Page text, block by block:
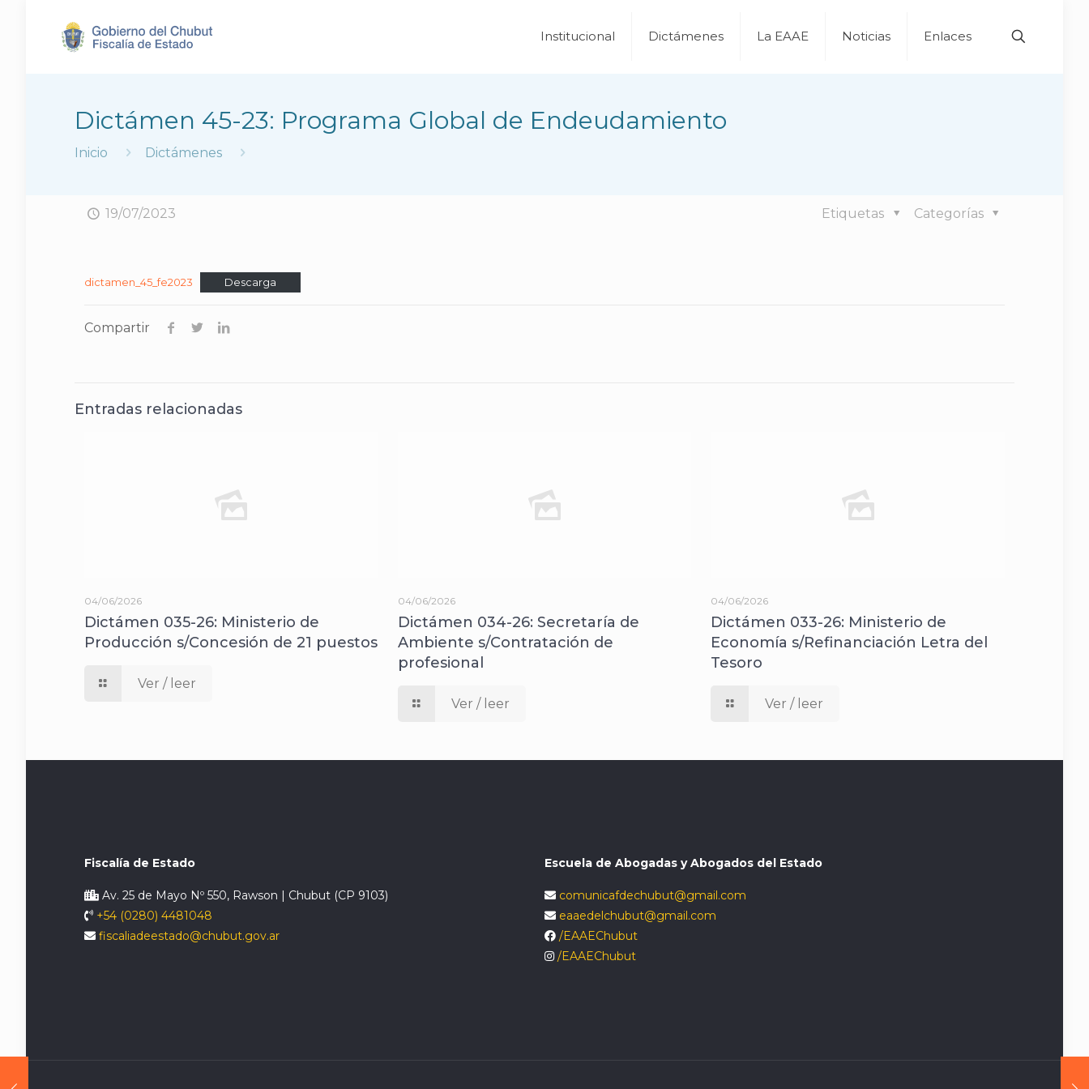
Institucional Dictámenes La EAAE Noticias Enlaces
Dictámen 45-23: Programa Global de Endeudamiento
Inicio Dictámenes
19/07/2023 Categorías
Etiquetas
dictamen_45_fe2023 Descarga
Compartir
Entradas relacionadas
04/06/2026
Dictámen 035-26: Ministerio de
Producción s/Concesión de 21 puestos
Ver / leer
04/06/2026
Dictámen 034-26: Secretaría de
Ambiente s/Contratación de
profesional
Ver / leer
04/06/2026
Dictámen 033-26: Ministerio de
Economía s/Refinanciación Letra del
Tesoro
Ver / leer
Fiscalía de Estado
Av. 25 de Mayo Nº 550, Rawson | Chubut (CP 9103)
+54 (0280) 4481048
fiscaliadeestado@chubut.gov.ar
Escuela de Abogadas y Abogados del Estado
comunicafdechubut@gmail.com
eaaedelchubut@gmail.com
/EAAEChubut
/EAAEChubut